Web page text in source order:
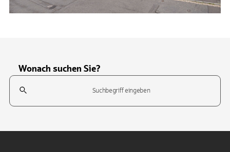
Wonach suchen Sie?
Suchfeld